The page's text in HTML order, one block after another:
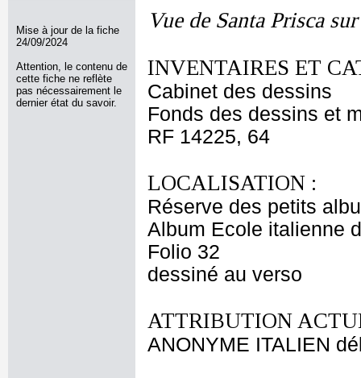
Mise à jour de la fiche
24/09/2024
Attention, le contenu de
cette fiche ne reflète
pas nécessairement le
dernier état du savoir.
Vue de Santa Prisca
INVENTAIRES ET
Cabinet des dessins
Fonds des dessins et
RF 14225, 64
LOCALISATION :
Réserve des petits
Album Ecole italienne
Folio 32
dessiné au verso
ATTRIBUTION
ANONYME ITALIEN